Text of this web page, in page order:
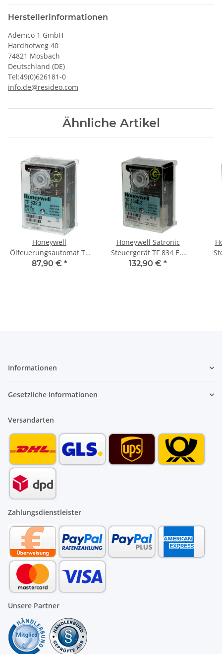
Herstellerinformationen
Ademco 1 GmbH
Hardhofweg 40
74821 Mosbach
Deutschland (DE)
Tel:49(0)626181-0
info.de@resideo.com
Ähnliche Artikel
Honeywell
Ölfeuerungsautomat TF
832.3
87,90 € *
Honeywell Satronic
Steuergerät TF 834 E.3
2235
132,90 € *
Informationen
Gesetzliche Informationen
Versandarten
Zahlungsdienstleister
Unsere Partner